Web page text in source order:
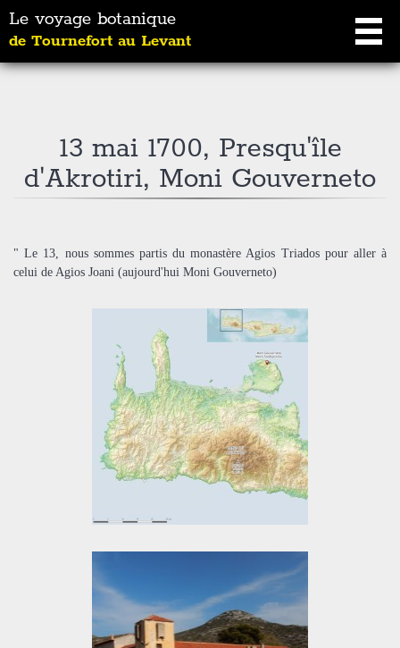
Le voyage botanique
de Tournefort au Levant
13 mai 1700, Presqu'île
d'Akrotiri, Moni Gouverneto
" Le 13, nous sommes partis du monastère Agios Triados pour aller à
celui de Agios Joani (aujourd'hui Moni Gouverneto)